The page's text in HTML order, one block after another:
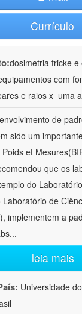
Currículo
dosimetria fricke
com
e raios x  uma
de
sido um
et
que os
do
Laboratório de
implementem a
...
leia mais
Universidade